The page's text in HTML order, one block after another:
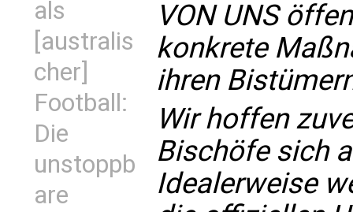
als
[australis
cher]
Football:
Die
unstoppb
are
VON UNS
konkrete
ihren
Wir hoffen
Bischöfe sich
Idealerweise